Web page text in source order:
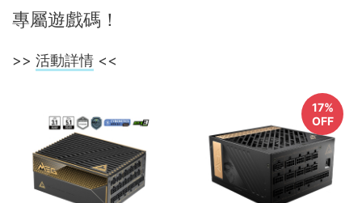
專屬遊戲碼！
>> 活動詳情 <<
17%
OFF